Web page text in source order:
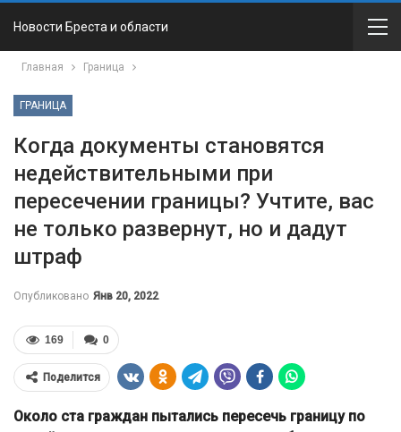
Новости Бреста и области
Главная Граница
ГРАНИЦА
Когда документы становятся
недействительными при
пересечении границы? Учтите, вас
не только развернут, но и дадут
штраф
Опубликовано Янв 20, 2022
0
169
Поделится
Около ста граждан пытались пересечь границу по